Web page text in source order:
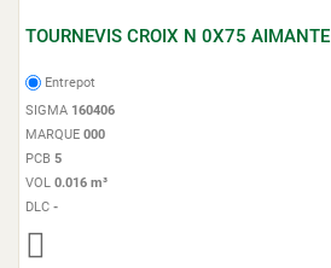
TOURNEVIS CROIX N 0X75 AIMANTE
Entrepot
SIGMA 160406
MARQUE 000
PCB 5
VOL 0.016 m³
DLC -